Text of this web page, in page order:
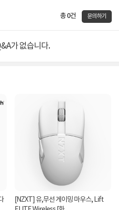
총 0건 문의하기
가 없습니다.
[NZXT] 유,무선 게이밍 마우스, Lift